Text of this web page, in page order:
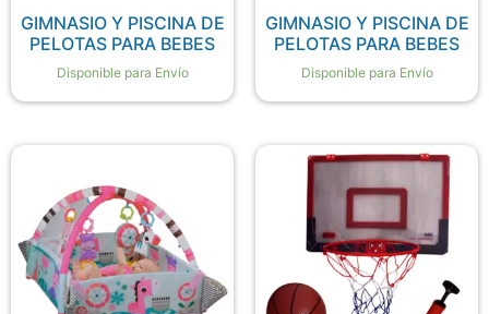
GIMNASIO Y PISCINA DE
PELOTAS PARA BEBES
Disponible para Envío
GIMNASIO Y PISCINA DE
PELOTAS PARA BEBES
Disponible para Envío